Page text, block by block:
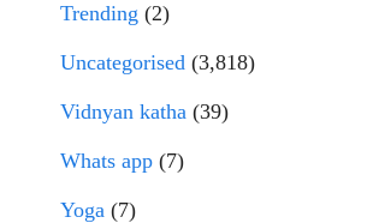
Trending (2)
Uncategorised (3,818)
Vidnyan katha (39)
Whats app (7)
Yoga (7)